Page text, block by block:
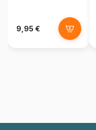
9,95 €